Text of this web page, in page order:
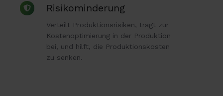
Risikominderung
Verteilt Produktionsrisiken, trägt zur
Kostenoptimierung in der Produktion
bei, und hilft, die Produktionskosten
zu senken.
Risikominderung